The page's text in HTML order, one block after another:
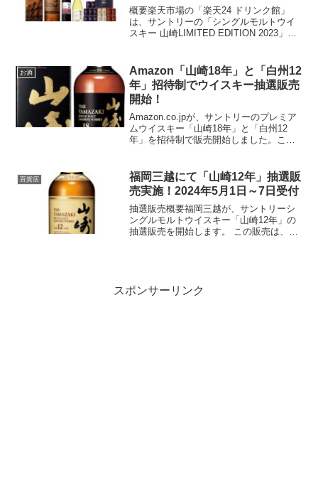
概要楽天市場の「楽天24 ドリンク館」
は、サントリーの「シングルモルトウイ
スキー 山崎LIMITED EDITION 2023」を
は、サントリーから発売されている...
お酒
Amazon「山崎18年」と「白州12
年」招待制でウイスキー抽選販売
開始！
Amazon.co.jpが、サントリーのプレミア
ムウイスキー「山崎18年」と「白州12
年」を招待制で販売開始しました。この
とを目的としています。選ばれた顧客の
みが購入の...
百貨店
福岡三越にて「山崎12年」抽選販
売実施！2024年5月1日～7日受付
抽選販売概要福岡三越が、サントリーシ
ングルモルトウイスキー「山崎12年」の
抽選販売を開始します。 この販売は、エ
スポンサーリンク